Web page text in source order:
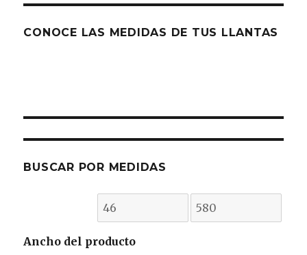
CONOCE LAS MEDIDAS DE TUS LLANTAS
BUSCAR POR MEDIDAS
Ancho del producto